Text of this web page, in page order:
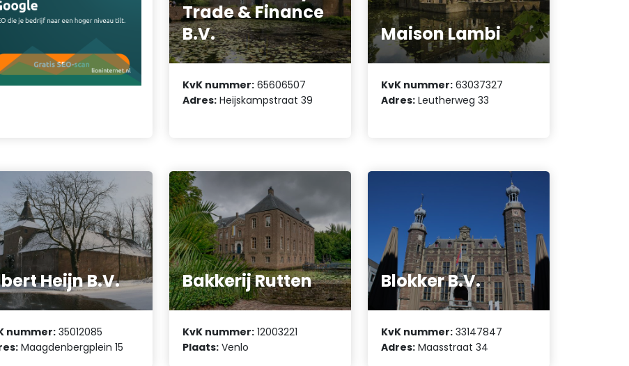
Trade & Finance
B.V.
KvK nummer: 65606507
Adres: Heijskampstraat 39
Maison Lambi
KvK nummer: 63037327
Adres: Leutherweg 33
Heijn B.V.
nummer: 35012085
Maagdenbergplein 15
Bakkerij Rutten
KvK nummer: 12003221
Plaats: Venlo
Blokker B.V.
KvK nummer: 33147847
Adres: Maasstraat 34